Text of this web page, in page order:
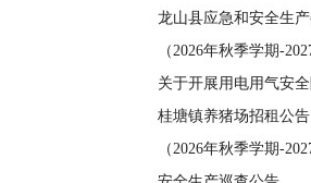
桂塘镇养猪场招租公告